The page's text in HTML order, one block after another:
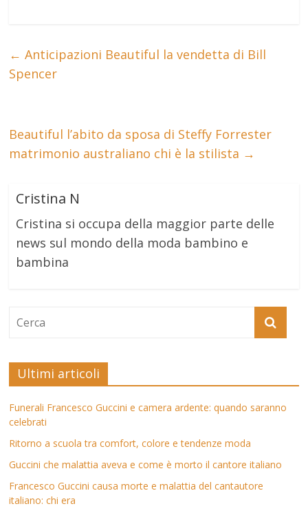
← Anticipazioni Beautiful la vendetta di Bill
Spencer
Beautiful l’abito da sposa di Steffy Forrester
matrimonio australiano chi è la stilista →
Cristina N
Cristina si occupa della maggior parte delle
news sul mondo della moda bambino e
bambina
Ultimi articoli
Funerali Francesco Guccini e camera ardente: quando saranno
celebrati
Ritorno a scuola tra comfort, colore e tendenze moda
Guccini che malattia aveva e come è morto il cantore italiano
Francesco Guccini causa morte e malattia del cantautore
italiano: chi era